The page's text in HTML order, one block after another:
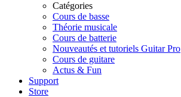
Catégories
Cours de basse
Théorie musicale
Cours de batterie
Nouveautés et tutoriels Guitar Pro
Cours de guitare
Actus & Fun
Support
Store